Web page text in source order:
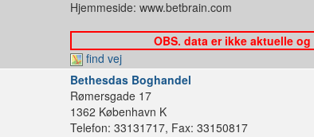
Hjemmeside: www.betbrain.com
OBS. data er ikke aktuelle
find vej
Bethesdas Boghandel
Rømersgade 17
1362 København K
Telefon: 33131717, Fax: 33150817